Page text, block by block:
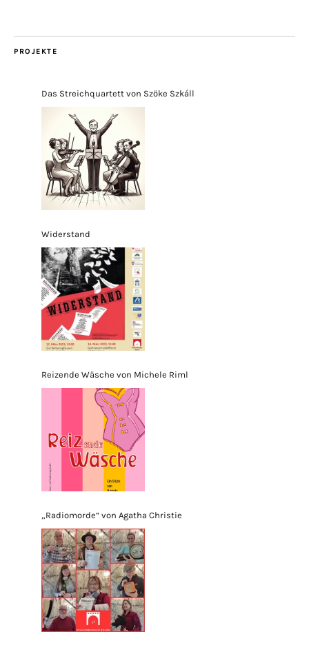
PROJEKTE
Das Streichquartett von Szöke Szkáll
Widerstand
Reizende Wäsche von Michele Riml
„Radiomorde“ von Agatha Christie